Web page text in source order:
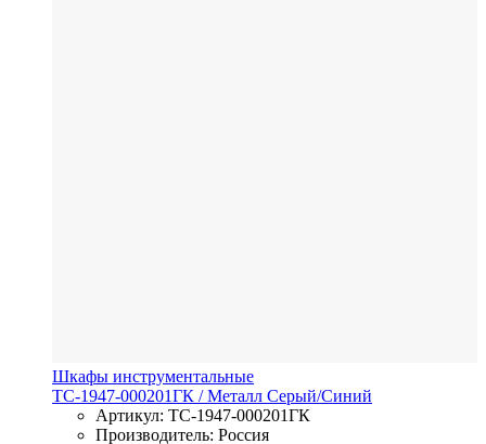
Шкафы инструментальные
TC-1947-000201ГК / Металл Серый/Синий
Артикул: TC-1947-000201ГК
Производитель: Россия